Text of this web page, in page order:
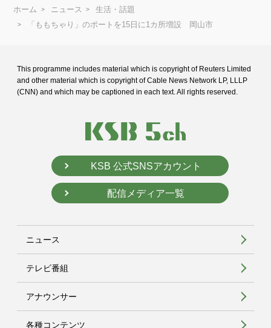
ホーム ニュース
生活・話題
「ももちゃり」のポートを15日に1カ所増設 岡山市
This programme includes material which is copyright of Reuters Limited
and other material which is copyright of Cable News Network LP, LLLP
(CNN) and which may be captioned in each text. All rights reserved.
KSB 公式SNSアカウント
配信メディア一覧
ニュース
テレビ番組
アナウンサー
各種コンテンツ